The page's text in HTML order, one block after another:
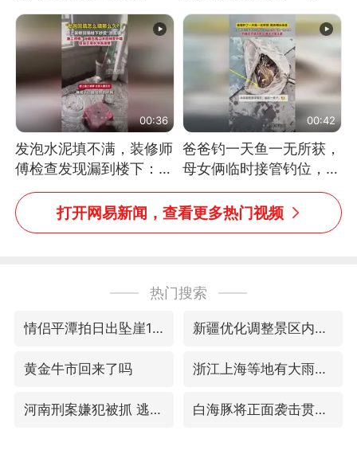
网友：果然言传不如身
教！
可以不要把我遣返回国”
00:36
发泡水泥填不满，装修师
傅检查发现漏到楼下：出
风口未延伸到外墙
00:42
爸爸钓一天鱼一无所获，
母女俩临时接管钓位，用
玩具鱼竿钓上大鱼
打开网易新闻，查看更多热门视频
热门搜索
情侣平潭拍日出坠崖1死1伤 新疆优化调整景区内自驾服务费
黄金牛市回来了吗 浙江上海等地有大雨或暴雨
河南刑案嫌犯被抓 逃窜时伤害多人 白海豚将正面袭击贯穿浙江